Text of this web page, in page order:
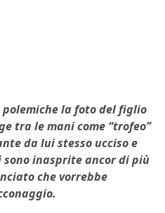
la foto del figlio
tra le mani come “trofeo”
da lui stesso ucciso e
inasprite ancor di più
che vorrebbe